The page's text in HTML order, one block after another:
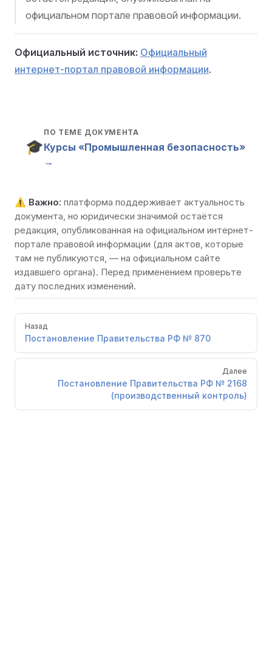
официальном портале правовой информации.
Официальный источник: Официальный
интернет-портал правовой информации.
🎓
ПО ТЕМЕ ДОКУМЕНТА
Курсы «Промышленная безопасность»
→
⚠️ Важно: платформа поддерживает актуальность
документа, но юридически значимой остаётся
редакция, опубликованная на официальном интернет-
портале правовой информации (для актов, которые
там не публикуются, — на официальном сайте
издавшего органа). Перед применением проверьте
дату последних изменений.
PagerНазад
Постановление Правительства РФ № 870
Далее
Постановление Правительства РФ № 2168
(производственный контроль)